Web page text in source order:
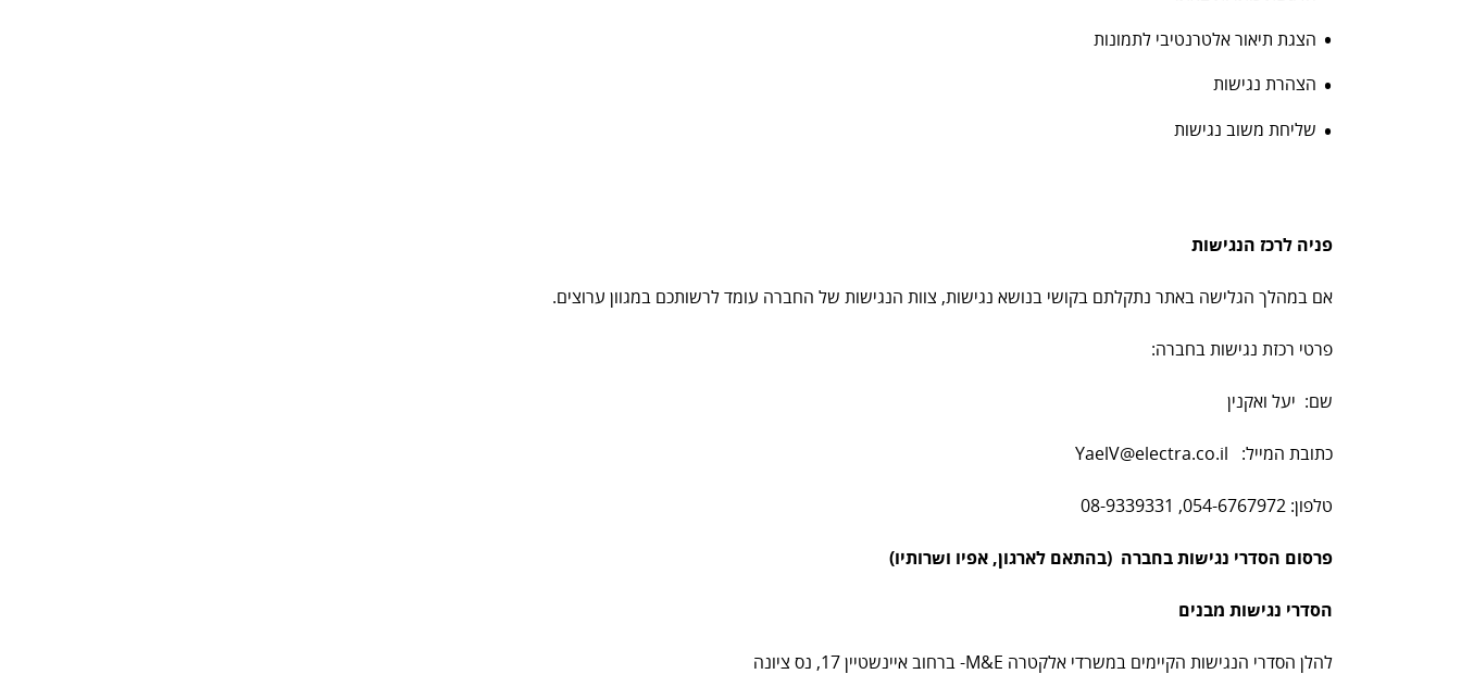
הצגת תיאור אלטרנטיבי לתמונות
הצהרת נגישות
שליחת משוב נגישות
פניה לרכז הנגישות
אם במהלך הגלישה באתר נתקלתם בקושי בנושא נגישות, צוות הנגישות של החברה עומד לרשותכם במגוון ערוצים.
פרטי רכזת נגישות בחברה:
שם: יעל ואקנין
כתובת המייל: YaelV@electra.co.il
טלפון: 054-6767972, 08-9339331
פרסום הסדרי נגישות בחברה (בהתאם לארגון, אפיו ושרותיו)
הסדרי נגישות מבנים
להלן הסדרי הנגישות הקיימים במשרדי אלקטרה M&E- ברחוב איינשטיין 17, נס ציונה